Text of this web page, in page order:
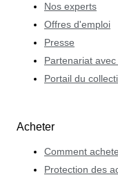
Nos experts
Offres d'emploi
Presse
Partenariat
Portail du
Acheter
Comment
Protection des